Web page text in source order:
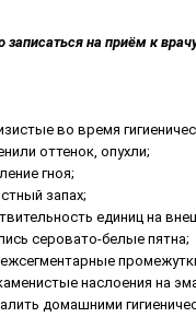
на приём к
во время
оттенок, опухли;
гноя;
запах;
единиц на
серовато-белые пятна;
наслоения на
домашними